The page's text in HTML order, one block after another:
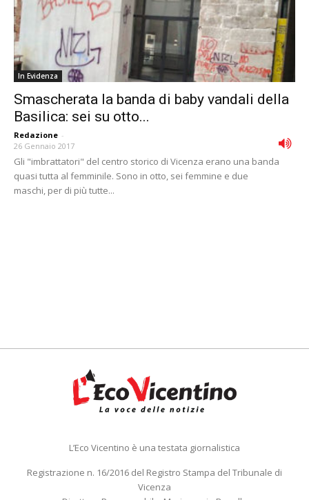
In Evidenza
Smascherata la banda di baby vandali della
Basilica: sei su otto...
Redazione -
26 Gennaio 2017
Gli "imbrattatori" del centro storico di Vicenza erano una banda
quasi tutta al femminile. Sono in otto, sei femmine e due
maschi, per di più tutte...
L’Eco Vicentino è una testata giornalistica
Registrazione n. 16/2016 del Registro Stampa del Tribunale di
Vicenza